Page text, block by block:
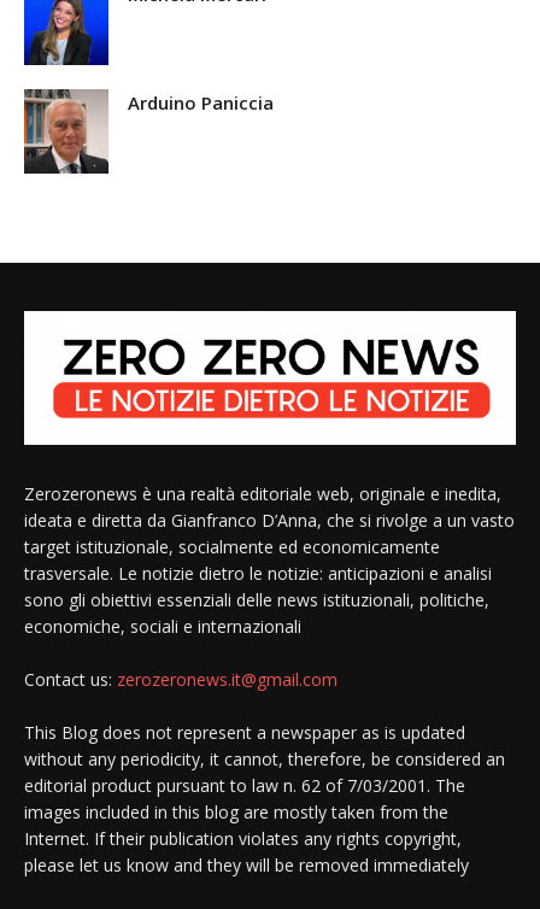
Arduino Paniccia
Zerozeronews è una realtà editoriale web, originale e inedita,
ideata e diretta da Gianfranco D’Anna, che si rivolge a un vasto
target istituzionale, socialmente ed economicamente
trasversale. Le notizie dietro le notizie: anticipazioni e analisi
sono gli obiettivi essenziali delle news istituzionali, politiche,
economiche, sociali e internazionali
Contact us: zerozeronews.it@gmail.com
This Blog does not represent a newspaper as is updated
without any periodicity, it cannot, therefore, be considered an
editorial product pursuant to law n. 62 of 7/03/2001. The
images included in this blog are mostly taken from the
Internet. If their publication violates any rights copyright,
please let us know and they will be removed immediately